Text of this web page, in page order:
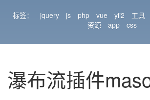
标签： jquery js php vue yii2 工具
资源
app css
瀑布流插件